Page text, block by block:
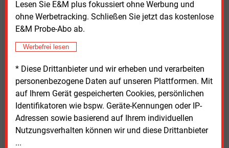
Lesen Sie E&M plus fokussiert ohne Werbung und
ohne Werbetracking. Schließen Sie jetzt das kostenlose
E&M Probe-Abo ab.
Werbefrei lesen
* Diese Drittanbieter und wir erheben und verarbeiten
personenbezogene Daten auf unseren Plattformen. Mit
auf Ihrem Gerät gespeicherten Cookies, persönlichen
Identifikatoren wie bspw. Geräte-Kennungen oder IP-
Adressen sowie basierend auf Ihrem individuellen
Nutzungsverhalten können wir und diese Drittanbieter
...
Deutschland, da wir weniger Gas aus unseren
Speichern entnommen haben."
Vor dem Hintergrund, dass es sich um eine
handele und auf Basis der Annahmen über den
weiteren Geschäftsverlauf könne man die
Ergebnisprognose für das laufende Geschäftsjahr
aber bestätigen, erklärte die Finanzvorständin.